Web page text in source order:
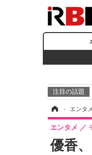
注目の話題
› エンタメ
優香
エンタメ